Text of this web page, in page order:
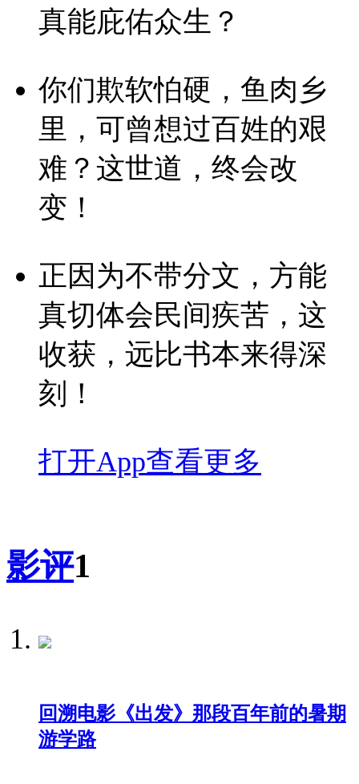
真能庇佑众生？
你们欺软怕硬，鱼肉乡
里，可曾想过百姓的艰
难？这世道，终会改
变！
正因为不带分文，方能
真切体会民间疾苦，这
收获，远比书本来得深
刻！
打开App查看更多
影评1
回溯电影《出发》那段百年前的暑期
游学路